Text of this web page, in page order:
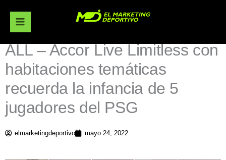
contenido
ALL – Accor Live Limitless con
habitaciones temáticas
recuerda la infancia de 5
jugadores del PSG
elmarketingdeportivo mayo 24, 2022